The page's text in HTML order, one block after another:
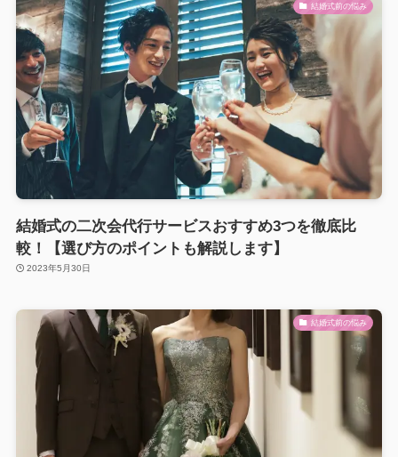
結婚式前の悩み
結婚式の二次会代行サービスおすすめ3つを徹底比
較！【選び方のポイントも解説します】
2023年5月30日
結婚式前の悩み